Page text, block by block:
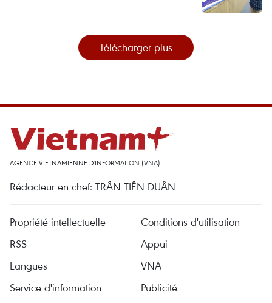
Télécharger plus
AGENCE VIETNAMIENNE D'INFORMATION (VNA)
Rédacteur en chef: TRÂN TIÊN DUÂN
Propriété intellectuelle
Conditions d'utilisation
RSS
Appui
Langues
VNA
Service d'information
Publicité